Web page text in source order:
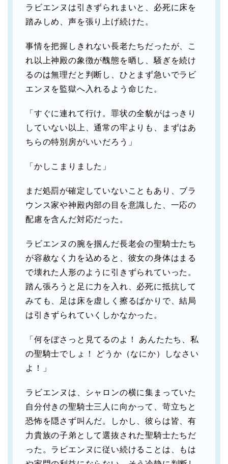
ラビエンヌは引きずられまいと、必死に床を
踏みしめ、声を張り上げ続けた。
事情を把握しきれない長老たちだったが、こ
れ以上神殿の象徴が醜態を晒し、騒ぎを続け
るのは無理だと判断し、ひとまず急いでラビ
エンヌを監獄へ入れるよう命じた。
「すぐに連れて行け。罪状の全貌がはっきり
していない以上、通常の牢よりも、まずはあ
ちらの特別房がいいだろう」
「かしこまりました」
まだ処罰が確定していないこともあり、ブラ
ウンス家や神殿内部の目を意識した、一応の
配慮を含んだ対応だった。
ラビエンヌの腕を掴んだ長老会の聖騎士たち
が容赦なく力を込めると、彼女の身体はまる
で壊れた人形のように引きずられていった。
踏ん張ろうと足に力を入れ、必死に抵抗して
みても、足は床を虚しく擦るばかりで、結局
は引きずられていくしかなかった。
「何をぼさっと見てるのよ！ あんたたち、私
の聖騎士でしょ！ どうか（なにか）しなさい
よ！」
ラビエンヌは、シャロンの横に集まっていた
自分付きの聖騎士三人に向かって、苛立ちと
恐怖を隠さず叫んだ。しかし、彼らは皆、有
力貴族の子弟として選抜された聖騎士たちだ
った。ラビエンヌに従い続けることは、もは